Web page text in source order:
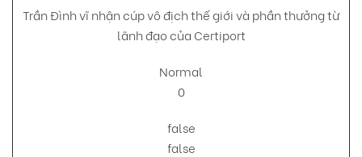
Trần Đình vĩ nhận cúp vô địch thế giới và phần thưởng từ
lãnh đạo của Certiport
Normal
0
false
false